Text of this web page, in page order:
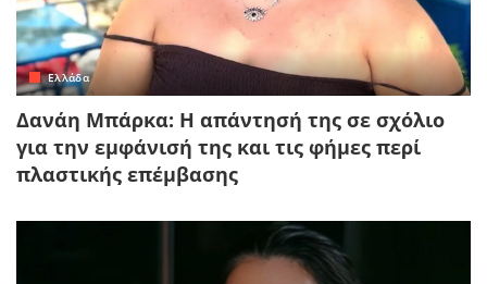
Ελλάδα
Δανάη Μπάρκα: Η απάντησή της σε σχόλιο
για την εμφάνισή της και τις φήμες περί
πλαστικής επέμβασης